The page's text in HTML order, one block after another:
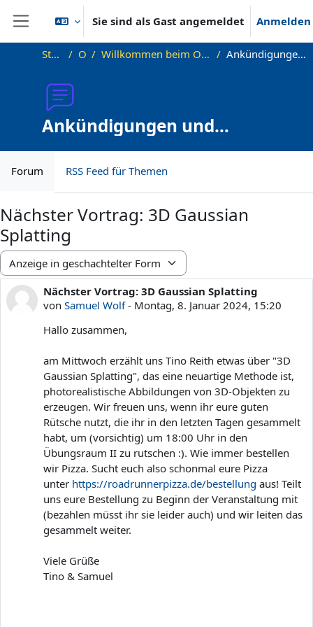
Website-Übersicht
Sie sind als Gast angemeldet Anmelden
Startseite OKInf Willkommen beim Offenen Informatikkolloquium! Ankündigungen und Vortragstermine
Ankündigungen und
Vortragstermine
Forum RSS Feed für Themen
Nächster Vortrag: 3D Gaussian
Splatting
Anzeigemodus
Nächster Vortrag: 3D Gaussian Splatting
von Samuel Wolf- Montag, 8. Januar 2024, 15:20
Anzahl Antworten: 0
Hallo zusammen,
am Mittwoch erzählt uns Tino Reith etwas über "3D
Gaussian Splatting", das eine neuartige Methode ist,
photorealistische Abbildungen von 3D-Objekten zu
erzeugen. Wir freuen uns, wenn ihr eure guten
Rütsche nutzt, die ihr in den letzten Tagen gesammelt
habt, um (vorsichtig) um 18:00 Uhr in den
Übungsraum II zu rutschen :). Wie immer bestellen
wir Pizza. Sucht euch also schonmal eure Pizza
unter https://roadrunnerpizza.de/bestellung aus! Teilt
uns eure Bestellung zu Beginn der Veranstaltung mit
(bezahlen müsst ihr sie leider auch) und wir leiten das
gesammelt weiter.
Viele Grüße
Tino & Samuel